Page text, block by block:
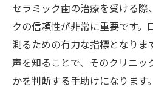
セラミック歯の治療を受ける際
クの信頼性が非常に重要です。
測るための有力な指標となりま
声を知ることで、そのクリニッ
かを判断する手助けになります